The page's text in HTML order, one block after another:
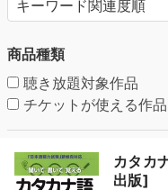
商品種類
聴き放題対象作品
チケットが使える作品
カタカ
出版]